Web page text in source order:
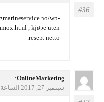
uthaugmarineservice.no/wp-
tamox.html, kjøpe uten
resept netto.
يقول
OnlineMarketing
:
سبتمبر 27, 2017 الساعة 1:21 ص